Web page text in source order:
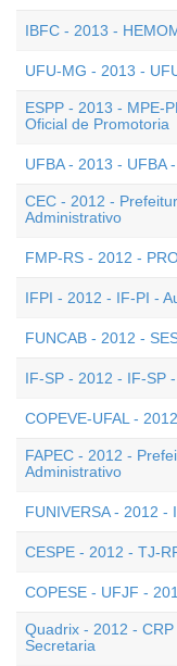
IBFC - 2013 -
UFU-MG - 2013 -
ESPP - 2013 - MPE-
Oficial de Promotoria
UFBA - 2013 - UFBA
CEC - 2012 -
Administrativo
FMP-RS - 2012 -
IFPI - 2012 - IF-PI -
FUNCAB - 2012 -
IF-SP - 2012 - IF-SP
COPEVE-UFAL -
FAPEC - 2012 -
Administrativo
FUNIVERSA - 2012 -
CESPE - 2012 - TJ-
COPESE - UFJF -
Quadrix - 2012 -
Secretaria